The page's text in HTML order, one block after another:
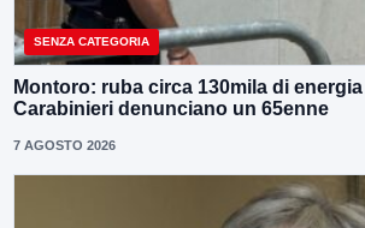
SENZA CATEGORIA
Montoro: ruba circa 130mila di
Carabinieri denunciano un 65enne
7 AGOSTO 2026